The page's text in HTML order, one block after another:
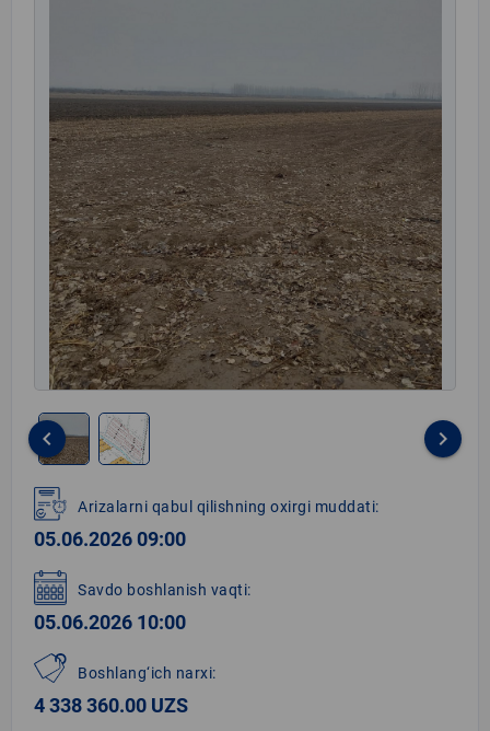
1
of
2
keyboard_arrow_left keyboard_arrow_right
Arizalarni qabul qilishning oxirgi muddati:
05.06.2026 09:00
Savdo boshlanish vaqti:
05.06.2026 10:00
Boshlang‘ich narxi:
4 338 360.00 UZS